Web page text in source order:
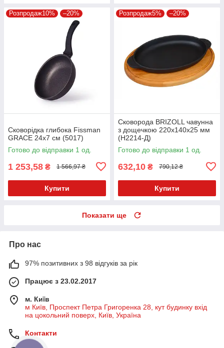
Розпродаж10% –20%
Сковорідка глибока Fissman
GRACE 24x7 см (5017)
Готово до відправки 1 од.
1 253,58 ₴ 1 566,97 ₴
Купити
Розпродаж5% –20%
Сковорода BRIZOLL чавунна
з дощечкою 220х140х25 мм
(H2214-Д)
Готово до відправки 1 од.
632,10 ₴ 790,12 ₴
Купити
Показати ще
Про нас
97% позитивних з 98 відгуків за рік
Працює з 23.02.2017
м. Київ
м Київ, Проспект Петра Григоренка 28, кут будинку вхід
на цокольний поверх, Київ, Україна
Контакти